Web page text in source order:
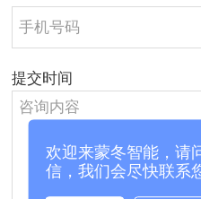
提交时间
欢迎来蒙冬智能，请
信，我们会尽快联系